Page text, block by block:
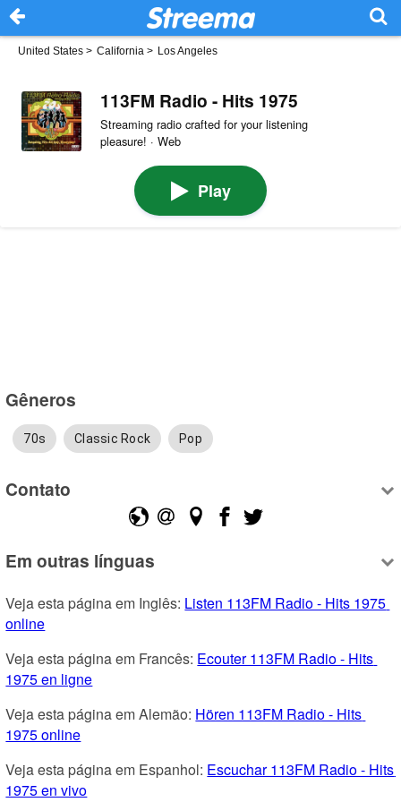
United States > California > Los Angeles
113FM Radio - Hits 1975
Streaming radio crafted for your listening
pleasure! · Web
Play
Gêneros
70s Classic Rock Pop
Contato
Em outras línguas
Veja esta página em Inglês: Listen 113FM Radio - Hits 1975
online
Veja esta página em Francês: Ecouter 113FM Radio - Hits
1975 en ligne
Veja esta página em Alemão: Hören 113FM Radio - Hits
1975 online
Veja esta página em Espanhol: Escuchar 113FM Radio - Hits
1975 en vivo